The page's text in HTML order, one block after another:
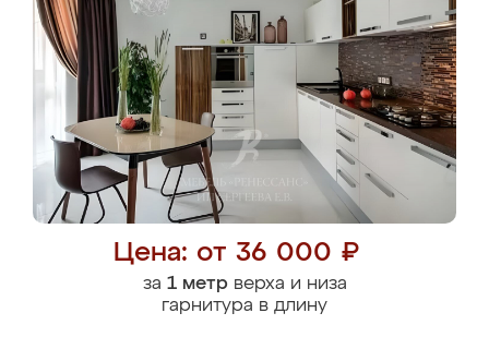
Цена: от 36 000 ₽
за 1 метрверха и низа
гарнитура в длину